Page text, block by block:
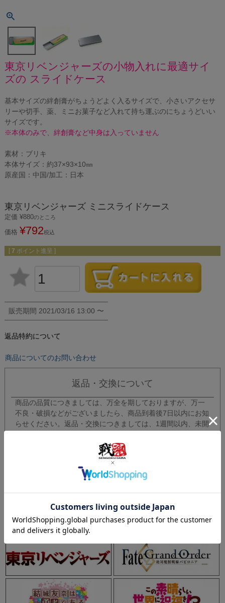
東京リベンジャーズの小物入れに最適サイ
ズの スライドケース
基本サイズの絆創膏がちょうどよく入るサイズで、小さいアクセサ
リーや切手、薬、ミニお菓子など入れて持ち運ぶのにちょうどいい
サイズです。
※本体のみで、絆創膏など中身は入っていません
素材：ブリキ
本体サイズ：約37×93×10㎜
原産国：中国/加工：日本
東京リベンジャーズ ミニスライドケース
定価 ¥880のところ
価格 ¥792税込
[ 7 ポイント進呈 ]
販売期間 2021/03/16 13:00 〜
返品特約について
商品についてのお問い合わせ
返品・交換について
商品の品質につきましては、万全を期しておりますが、万一
不良・破損などがございましたら、商品到着後7日以内にお知
らせください。返品・交換につきましては、1週間以内、未開